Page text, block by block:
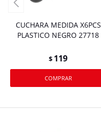
CUCHARA MEDIDA X6PCS
PLASTICO NEGRO 27718
$ 119